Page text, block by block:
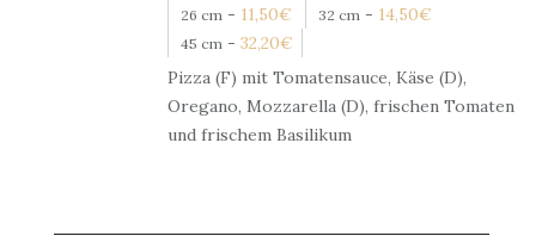
26 cm - 11,50€ 32 cm - 14,50€
45 cm - 32,20€
Pizza (F) mit Tomatensauce, Käse (D),
Oregano, Mozzarella (D), frischen Tomaten
und frischem Basilikum